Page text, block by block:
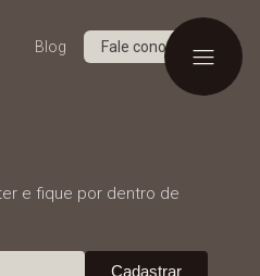
Blog Fale conosco
e fique por dentro de